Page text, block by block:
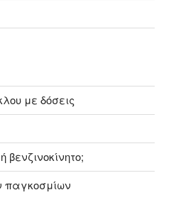
με δόσεις
βενζινοκίνητο;
παγκοσμίων